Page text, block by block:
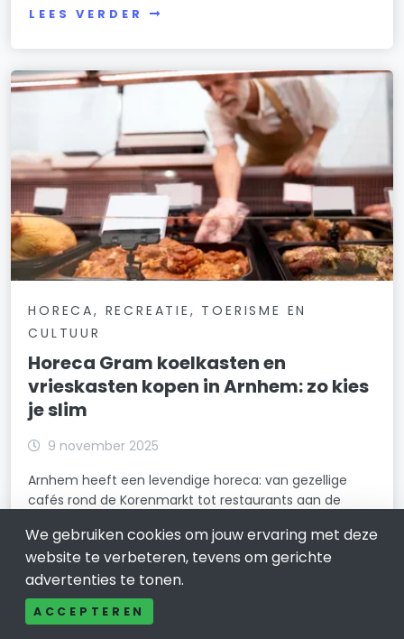
LEES VERDER
HORECA, RECREATIE, TOERISME EN
CULTUUR
Horeca Gram koelkasten en
vrieskasten kopen in Arnhem: zo kies
je slim
9 november 2025
Arnhem heeft een levendige horeca: van gezellige
cafés rond de Korenmarkt tot restaurants aan de
LEES VERDER
We gebruiken cookies om jouw ervaring met deze
website te verbeteren, tevens om gerichte
advertenties te tonen.
ACCEPTEREN